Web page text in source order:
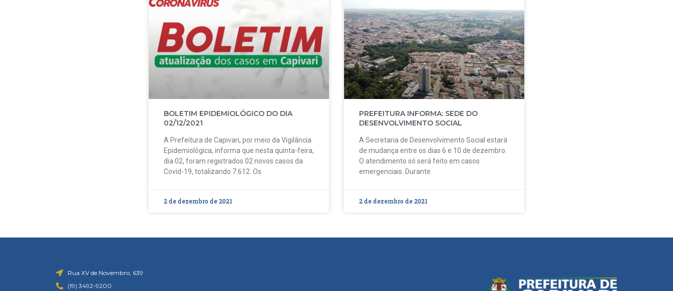
BOLETIM EPIDEMIOLÓGICO DO DIA
02/12/2021
A Prefeitura de Capivari, por meio da Vigilância
Epidemiológica, informa que nesta quinta-feira,
dia 02, foram registrados 02 novos casos da
Covid-19, totalizando 7.612. Os
2 de dezembro de 2021
PREFEITURA INFORMA: SEDE DO
DESENVOLVIMENTO SOCIAL
A Secretaria de Desenvolvimento Social estará
de mudança entre os dias 6 e 10 de dezembro.
O atendimento só será feito em casos
emergenciais. Durante
2 de dezembro de 2021
Rua XV de Novembro, 639
(19) 3492-9200